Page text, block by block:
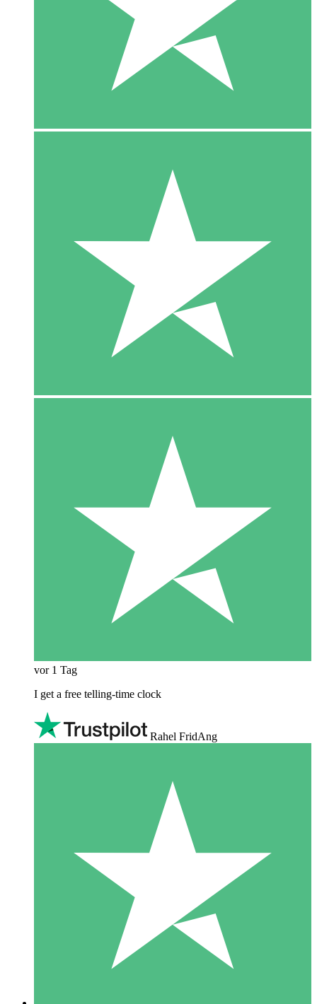
vor 1 Tag
I get a free telling-time clock
Rahel FridAng